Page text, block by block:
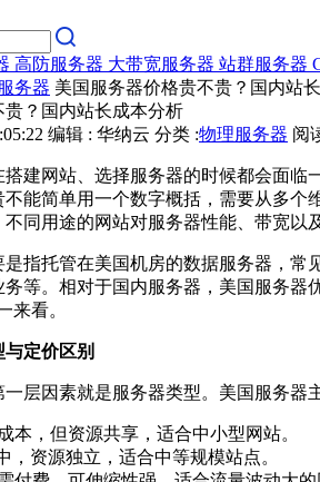
高防服务器 大带宽服务器 站群服务器
务器 美国服务器价格贵不贵？国内站
？国内站长成本分析
编辑 : 华纳云 分类 :物理服务器 阅
网站、选择服务器的时候都会面临
不能简单用一个数字概括，需要从多
同用途的网站对服务器性能、带宽以
托管在美国机房的数据服务器，常见
务等。相对于国内服务器，美国服务
来看。
定价区别
因素就是服务器类型。美国服务器主
本，但资源共享，适合中小型网站。
，资源独立，适合中等规模站点。